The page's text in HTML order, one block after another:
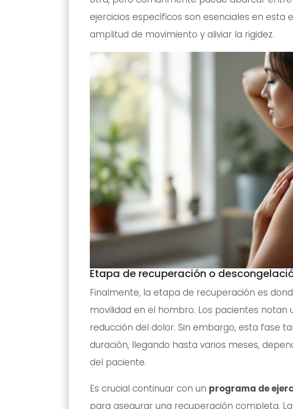
ejercicios específicos son esenciales en
amplitud de movimiento y aliviar la rigidez.
Etapa de recuperación o
Finalmente, la etapa de recuperación es
movilidad en el hombro. Los pacientes
reducción del dolor. Sin embargo, esta fase
duración, llegando hasta varios meses,
del paciente.
Es crucial continuar con un programa de
para asegurar una recuperación completa.